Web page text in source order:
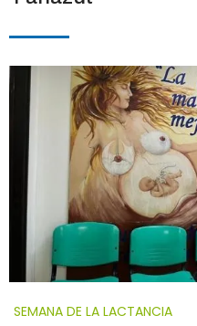
SEMANA DE LA LACTANCIA